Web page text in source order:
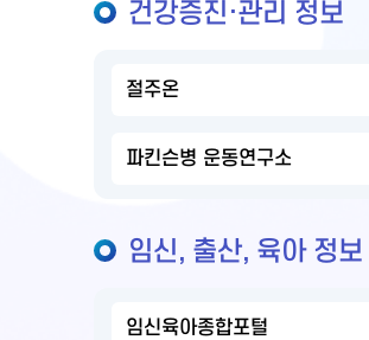
건강증진·관리 정보
절주온
파킨슨병 운동연구소
임신, 출산, 육아 정보
임신육아종합포털